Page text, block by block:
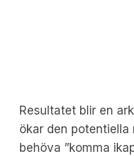
Resultatet blir en
ökar den potentiella
behöva ”komma